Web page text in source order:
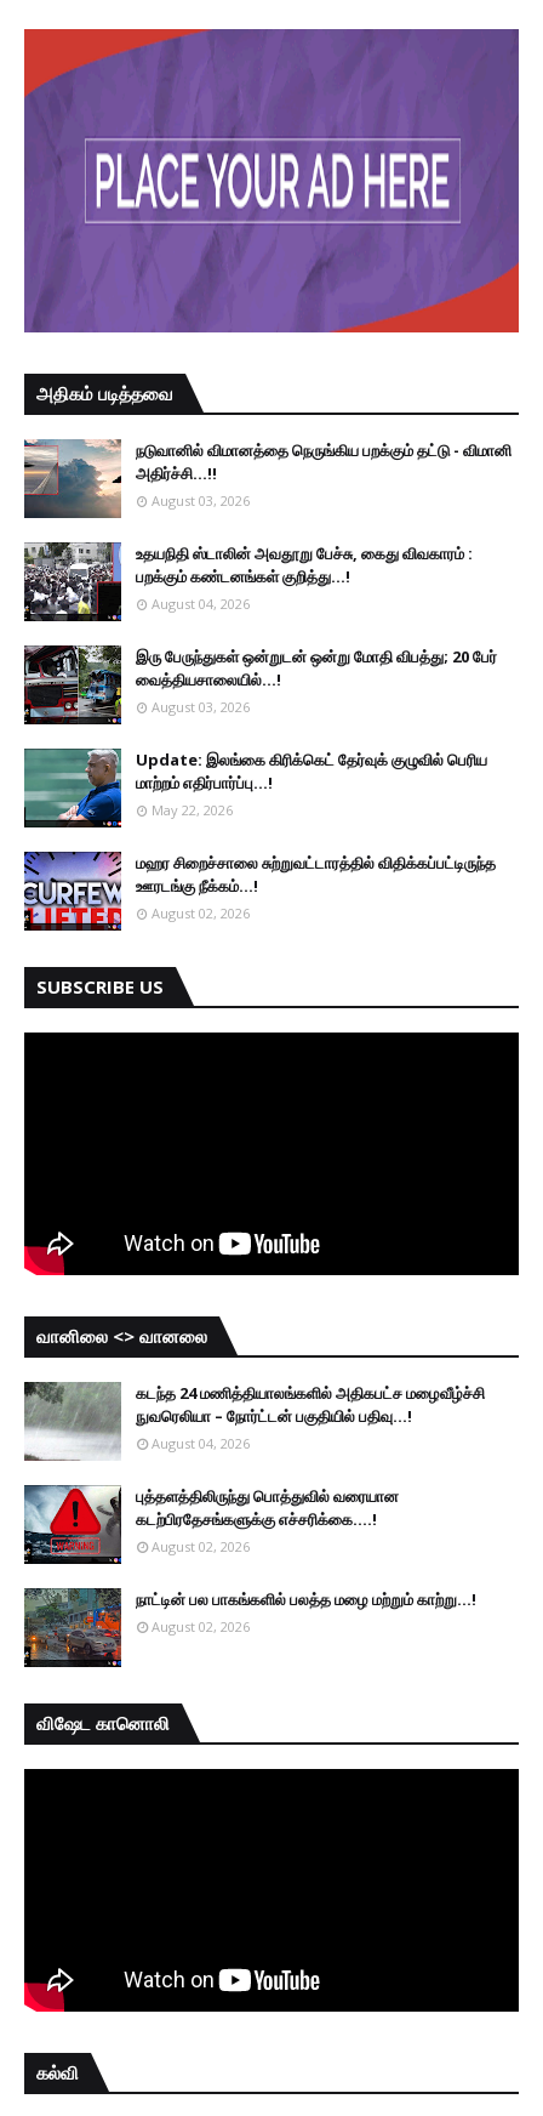
அதிகம் படித்தவை
நடுவானில் விமானத்தை நெருங்கிய பறக்கும் தட்டு - விமானி
அதிர்ச்சி...!!
August 03, 2026
உதயநிதி ஸ்டாலின் அவதூறு பேச்சு, கைது விவகாரம் :
பறக்கும் கண்டனங்கள் குறித்து...!
August 04, 2026
இரு ப‍ேருந்துகள் ஒன்றுடன் ஒன்று மோதி விபத்து; 20 பேர்
வைத்தியசாலையில்...!
August 03, 2026
Update: இலங்கை கிரிக்கெட் தேர்வுக் குழுவில் பெரிய
மாற்றம் எதிர்பார்ப்பு...!
May 22, 2026
மஹர சிறைச்சாலை சுற்றுவட்டாரத்தில் விதிக்கப்பட்டிருந்த
ஊரடங்கு நீக்கம்...!
August 02, 2026
SUBSCRIBE US
வானிலை <> வானலை
கடந்த 24 மணித்தியாலங்களில் அதிகபட்ச மழைவீழ்ச்சி
நுவரெலியா – நோர்ட்டன் பகுதியில் பதிவு...!
August 04, 2026
புத்தளத்திலிருந்து பொத்துவில் வரையான
கடற்பிரதேசங்களுக்கு எச்சரிக்கை....!
August 02, 2026
நாட்டின் பல பாகங்களில் பலத்த மழை மற்றும் காற்று...!
August 02, 2026
விஷேட கானொலி
கல்வி